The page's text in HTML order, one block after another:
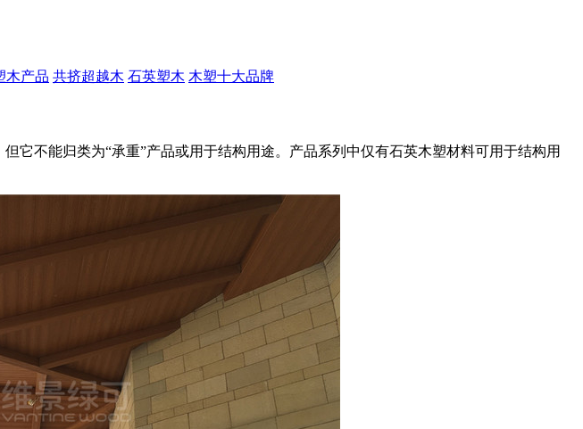
木产品 共挤超越木 石英塑木 木塑十大品牌
它不能归类为“承重”产品或用于结构用途。产品系列中仅有石英木塑材料可用于结构用